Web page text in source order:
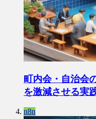
町内会・自治会
を激減させる実
n8n